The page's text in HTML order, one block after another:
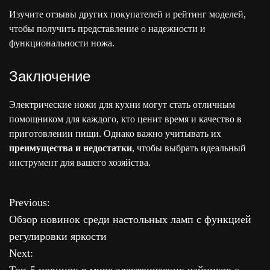
Изучите отзывы других покупателей и рейтинг моделей,
чтобы получить представление о надежности и
функциональности ножа.
Заключение
Электрические ножи для кухни могут стать отличным
помощником для каждого, кто ценит время и качество в
приготовлении пищи. Однако важно учитывать их
преимущества и недостатки, чтобы выбрать идеальный
инструмент для вашего хозяйства.
Н
а
в
Previous:
Обзор новинок среди настольных ламп с функцией
регулировки яркости
Next: